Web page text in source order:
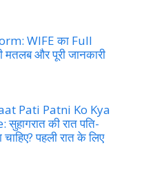
WIFE का Full
मतलब और पूरी जानकारी
Pati Patni Ko Kya
की रात पति-
पहली रात के लिए